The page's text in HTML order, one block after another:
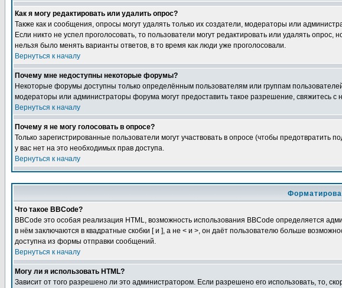
Как я могу редактировать или удалить опрос?
Также как и сообщения, опросы могут удалять только их создатели, модераторы или
Если никто не успел проголосовать, то пользователи могут редактировать или удалять
нельзя было менять варианты ответов, в то время как люди уже проголосовали.
Вернуться к началу
Почему мне недоступны некоторые форумы?
Некоторые форумы доступны только определённым пользователям или группам
модераторы или администраторы форума могут предоставить такое разрешение, свяжитесь с
Вернуться к началу
Почему я не могу голосовать в опросе?
Только зарегистрированные пользователи могут участвовать в опросе (чтобы предотвратить
у вас нет на это необходимых прав доступа.
Вернуться к началу
Что такое BBCode?
BBCode это особая реализация HTML, возможность использования BBCode определяется
в нём заключаются в квадратные скобки [ и ], а не < и >, он даёт пользователю больше
доступна из формы отправки сообщений.
Вернуться к началу
Могу ли я использовать HTML?
Зависит от того разрешено ли это администратором. Если разрешено его использовать, то,